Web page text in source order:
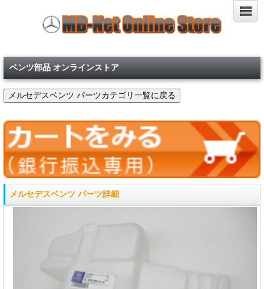
ベンツ部品 オンラインストア
メルセデスベンツ パーツ詳細